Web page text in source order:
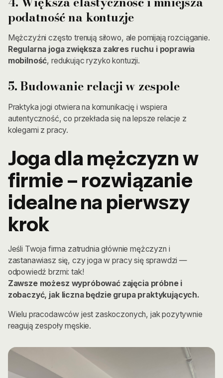
podatność na kontuzje
Mężczyźni często trenują siłowo, ale pomijają rozciąganie.
Regularna joga zwiększa zakres ruchu i poprawia
mobilność, redukując ryzyko kontuzji.
5. Budowanie relacji w zespole
Praktyka jogi otwiera na komunikację i wspiera
autentyczność, co przekłada się na lepsze relacje z
kolegami z pracy.
Joga dla mężczyzn w
firmie – rozwiązanie
idealne na pierwszy
krok
Jeśli Twoja firma zatrudnia głównie mężczyzn i
zastanawiasz się, czy joga w pracy się sprawdzi —
odpowiedź brzmi: tak!
Zawsze możesz wypróbować zajęcia próbne i
zobaczyć, jak liczna będzie grupa praktykujących.
Wielu pracodawców jest zaskoczonych, jak pozytywnie
reagują zespoły męskie.